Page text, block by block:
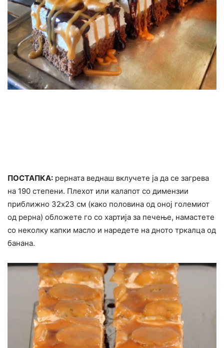
ПОСТАПКА: рерната веднаш вклучете ја да се загрева
на 190 степени. Плехот или калапот со димензии
приближно 32х23 см (како половина од оној големиот
од рерна) обложете го со хартија за печење, намастете
со неколку капки масло и наредете на дното тркалца од
банана.